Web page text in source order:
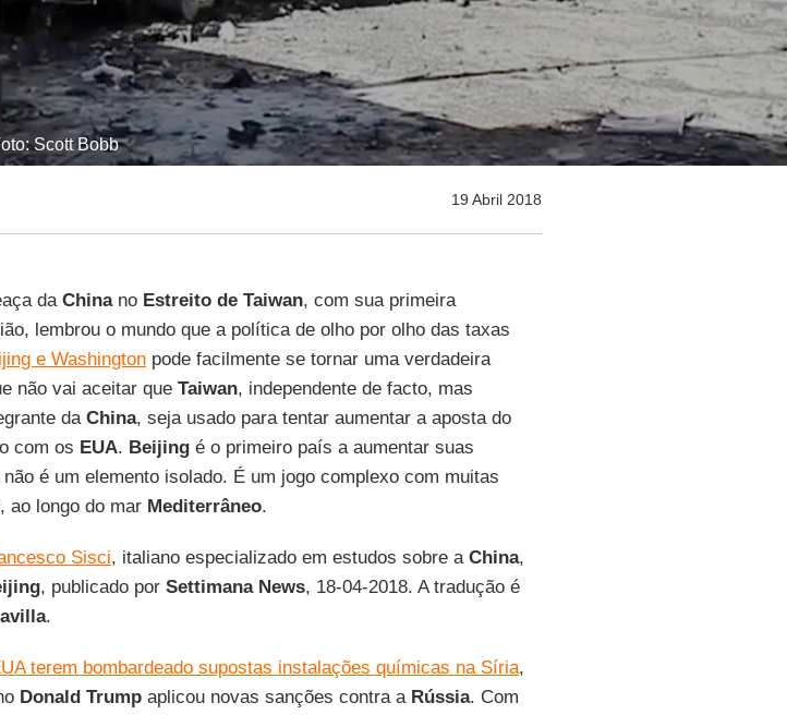
Scott Bobb
19 Abril 2018
da Chinano Estreito de Taiwan, com sua primeira
lembrou o mundo que a política de olho por olho das taxas
e Washingtonpode facilmente se tornar uma verdadeira
não vai aceitar que Taiwan, independente de facto, mas
da China, seja usado para tentar aumentar a aposta do
com os EUA. Beijingé o primeiro país a aumentar suas
é um elemento isolado. É um jogo complexo com muitas
ao longo do mar Mediterrâneo.
Sisci, italiano especializado em estudos sobre a China,
, publicado por Settimana News, 18-04-2018. A tradução é
.
terem bombardeado supostas instalações químicas na Síria,
Donald Trumpaplicou novas sanções contra a Rússia. Com